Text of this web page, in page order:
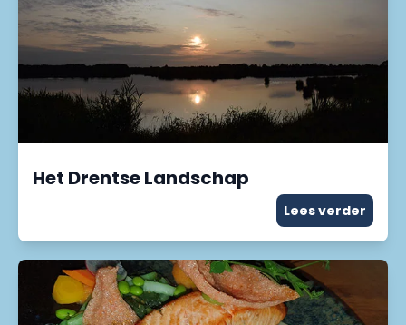
Het Drentse Landschap
Lees verder